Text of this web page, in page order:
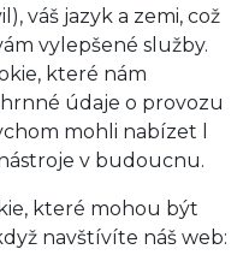
váš jazyk a zemi, což
vylepšené služby.
které nám
údaje o provozu
mohli nabízet l
v budoucnu.
které mohou být
navštívíte náš web: